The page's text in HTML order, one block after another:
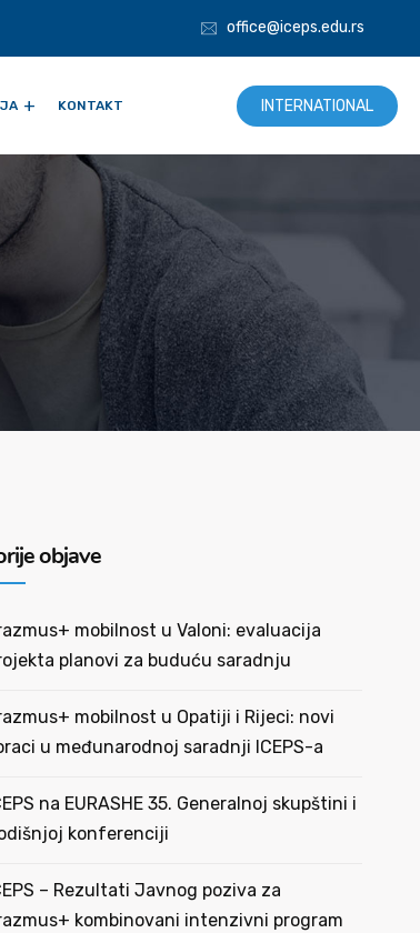
office@iceps.edu.rs
KONTAKT INTERNATIONAL
objave
mobilnost u Valoni: evaluacija
planovi za buduću saradnju
mobilnost u Opatiji i Rijeci: novi
u međunarodnoj saradnji ICEPS-a
na EURASHE 35. Generalnoj skupštini i
konferenciji
– Rezultati Javnog poziva za
kombinovani intenzivni program